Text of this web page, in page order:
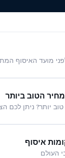
הטוב ביותר
יותר? ניתן לכם
העולם